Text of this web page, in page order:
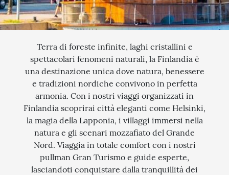
Terra di foreste infinite, laghi cristallini e
spettacolari fenomeni naturali, la Finlandia è
una destinazione unica dove natura, benessere
e tradizioni nordiche convivono in perfetta
armonia. Con i nostri viaggi organizzati in
Finlandia scoprirai città eleganti come Helsinki,
la magia della Lapponia, i villaggi immersi nella
natura e gli scenari mozzafiato del Grande
Nord. Viaggia in totale comfort con i nostri
pullman Gran Turismo e guide esperte,
lasciandoti conquistare dalla tranquillità dei
SOGGIORNO CON ESCURSIONI
TOUR ESCORTED
TRATTI DI PASSEGGIATA
SCOPERTA
NATURA
I LUOGHI DELLO SPIRITO
STORIA
CITTÀ
EVENTI SPECIALI